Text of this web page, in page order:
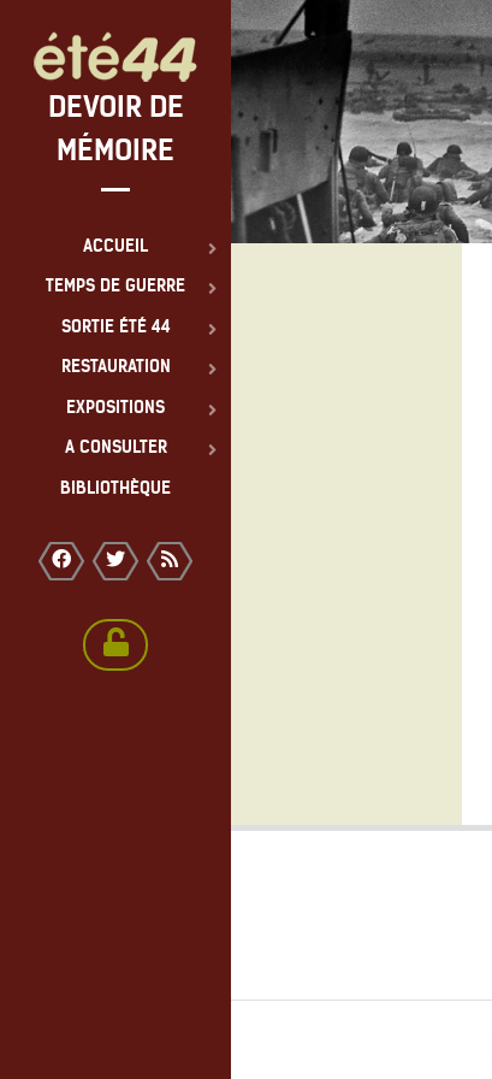
DEVOIR DE
MÉMOIRE
ACCUEIL
TEMPS DE GUERRE
SORTIE ÉTÉ 44
RESTAURATION
EXPOSITIONS
A CONSULTER
BIBLIOTHÈQUE